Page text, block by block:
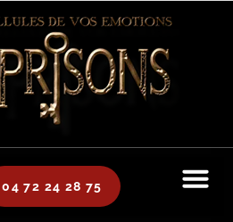
04 72 24 28 75